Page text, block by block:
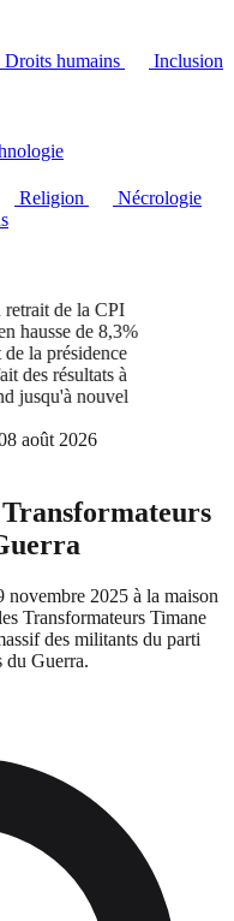
Droits humains
Inclusion
Religion
Nécrologie
de la CPI
de 8,3%
la présidence
résultats à
nouvel
août 2026
Transformateurs
novembre 2025 à la maison
Transformateurs Timane
des militants du parti
du Guerra.